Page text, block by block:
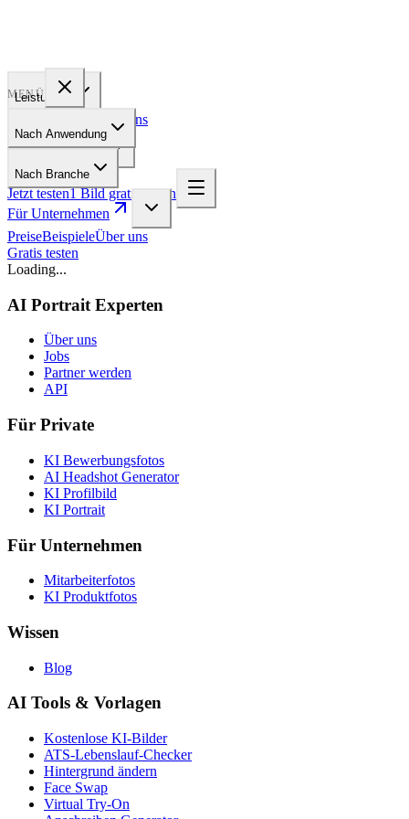
Leistungen
Über uns
Jetzt testen1 Bild gratis testen
MENÜ
Nach Anwendung
Nach Branche
Für Unternehmen
PreiseBeispieleÜber uns
Gratis testen
Loading...
AI Portrait Experten
Über uns
Jobs
Partner werden
API
Für Private
KI Bewerbungsfotos
AI Headshot Generator
KI Profilbild
KI Portrait
Für Unternehmen
Mitarbeiterfotos
KI Produktfotos
Wissen
Blog
AI Tools & Vorlagen
Kostenlose KI-Bilder
ATS-Lebenslauf-Checker
Hintergrund ändern
Face Swap
Virtual Try-On